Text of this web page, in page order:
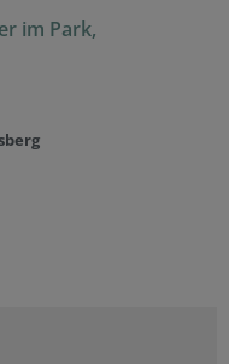
im Park,